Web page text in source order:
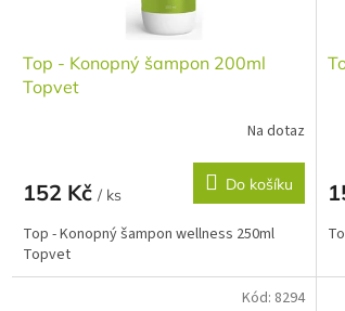
Top - Konopný šampon 200ml
Topvet
Na dotaz
152 Kč / ks
Do košíku
Top - Konopný šampon wellness 250ml
Topvet
Kód: 8294